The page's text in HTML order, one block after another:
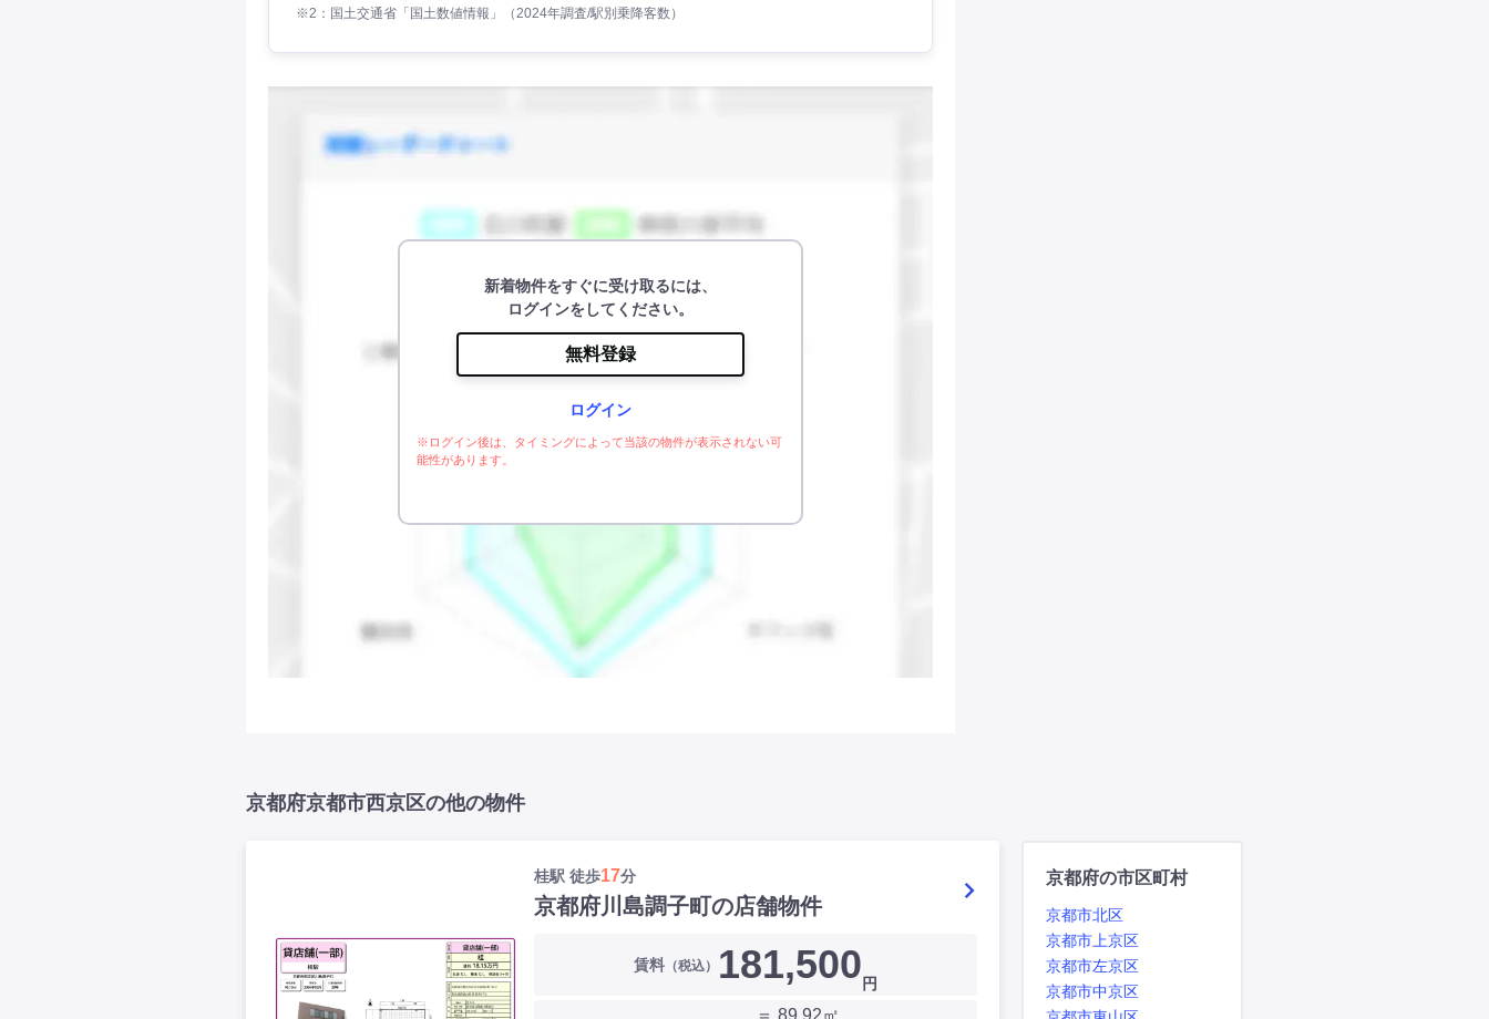
※2：国土交通省「国土数値情報」（2024年調査/駅別乗降客数）
新着物件をすぐに受け取るには、
ログインをしてください。
無料登録
ログイン
※ログイン後は、タイミングによって当該の物件が表示されない可
能性があります。
京都府京都市西京区の他の物件
桂駅 徒歩17分
京都府川島調子町の店舗物件
賃料 （税込） 181,500 円
＝ 89.92㎡
京都府の市区町村
京都市北区
京都市上京区
京都市左京区
京都市中京区